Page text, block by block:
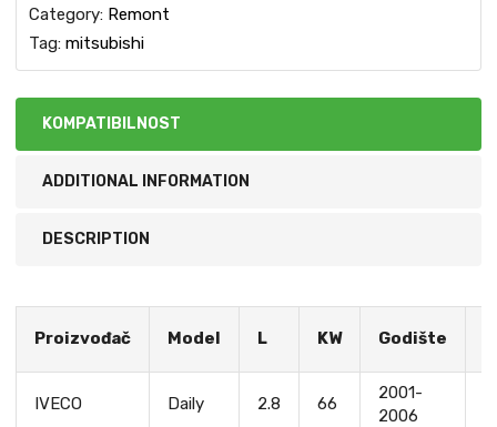
Category: Remont
Tag: mitsubishi
KOMPATIBILNOST
ADDITIONAL INFORMATION
DESCRIPTION
Proizvođač Model L KW Godište
IVECO Daily 2.8 66
2001-
2006